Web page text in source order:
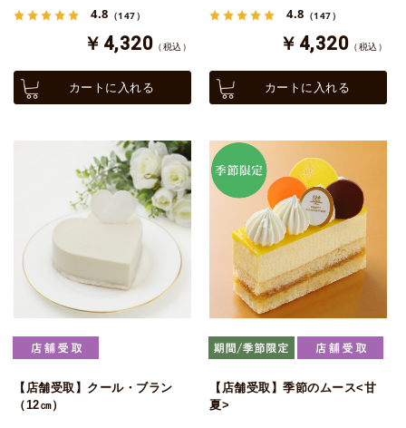
4.8 （147）
￥4,320 （税込）
カートに入れる
4.8 （147）
￥4,320 （税込）
カートに入れる
【店舗受取】クール・ブラン
（12㎝）
【店舗受取】季節のムース<甘
夏>